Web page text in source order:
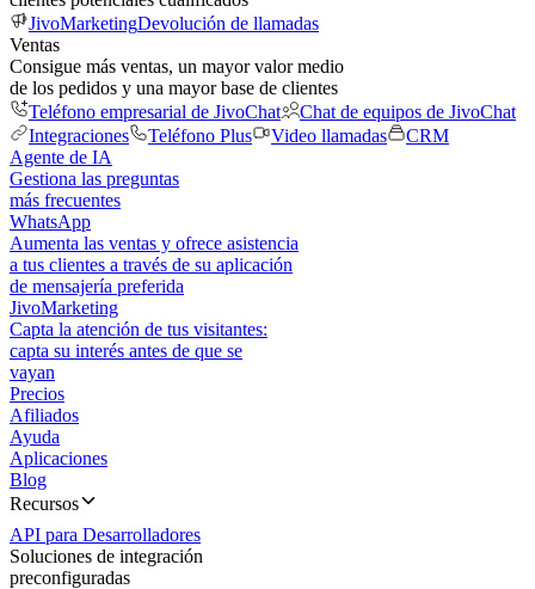
JivoMarketingDevolución de llamadas
Ventas
Consigue más ventas, un mayor valor medio
de los pedidos y una mayor base de clientes
Teléfono empresarial de JivoChat
Chat de equipos de JivoChat
Integraciones
Teléfono Plus Video llamadas
CRM
Agente de IA
Gestiona las preguntas
más frecuentes
WhatsApp
Aumenta las ventas y ofrece asistencia
a tus clientes a través de su aplicación
de mensajería preferida
JivoMarketing
Capta la atención de tus visitantes:
capta su interés antes de que se
vayan
Precios
Afiliados
Ayuda
Aplicaciones
Blog
Recursos
API para Desarrolladores
Soluciones de integración
preconfiguradas